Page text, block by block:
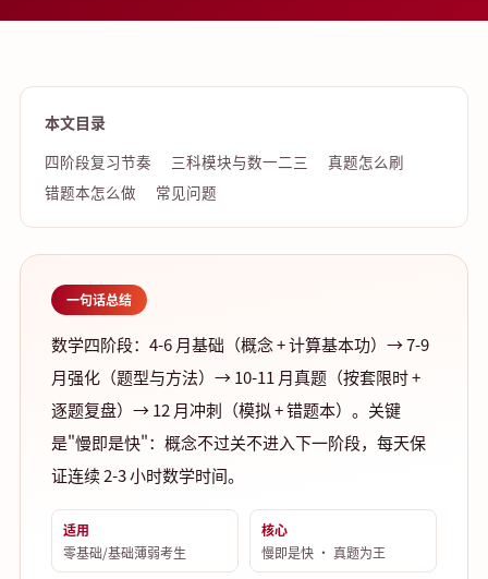
本文目录
四阶段复习节奏
三科模块与数一二三
真题怎么刷
错题本怎么做
常见问题
一句话总结
数学四阶段：4-6 月基础（概念 + 计算基本功）→ 7-9
月强化（题型与方法）→ 10-11 月真题（按套限时 +
逐题复盘）→ 12 月冲刺（模拟 + 错题本）。关键
是"慢即是快"：概念不过关不进入下一阶段，每天保
证连续 2-3 小时数学时间。
适用
零基础/基础薄弱考生
核心
慢即是快 · 真题为王